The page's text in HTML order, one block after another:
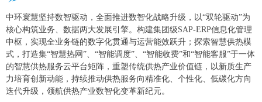
中环寰慧坚持数智驱动，全面推进数智化战略升级，以“双轮驱动”为
核心构筑业务、数据两大发展引擎。构建集团级SAP-ERP信息化管理
中枢，实现全业务链的数字化贯通与运营能效跃升；探索智慧供热模
式，打造集“智慧热网”、“智能调度”、“智能收费”和“智能客服”于一体
的智慧供热服务云平台矩阵，重塑传统供热产业价值链，以新质生产
力培育创新动能，持续推动供热服务向精准化、个性化、低碳化方向
迭代升级，领航供热产业数智化变革新纪元。